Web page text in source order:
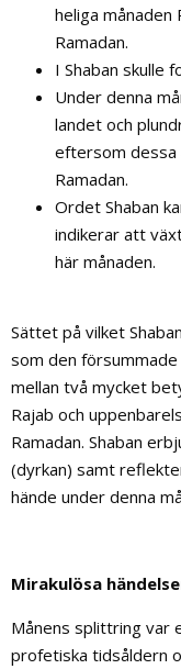
heliga månaden
Ramadan.
I Shaban skulle
Under denna
landet och
eftersom dessa
Ramadan.
Ordet Shaban
indikerar att
här månaden.
Sättet på vilket
som den
mellan två mycket
Rajab och
Ramadan. Shaban
(dyrkan) samt
hände under denna
Mirakulösa
Månens splittring var
profetiska tidsåldern